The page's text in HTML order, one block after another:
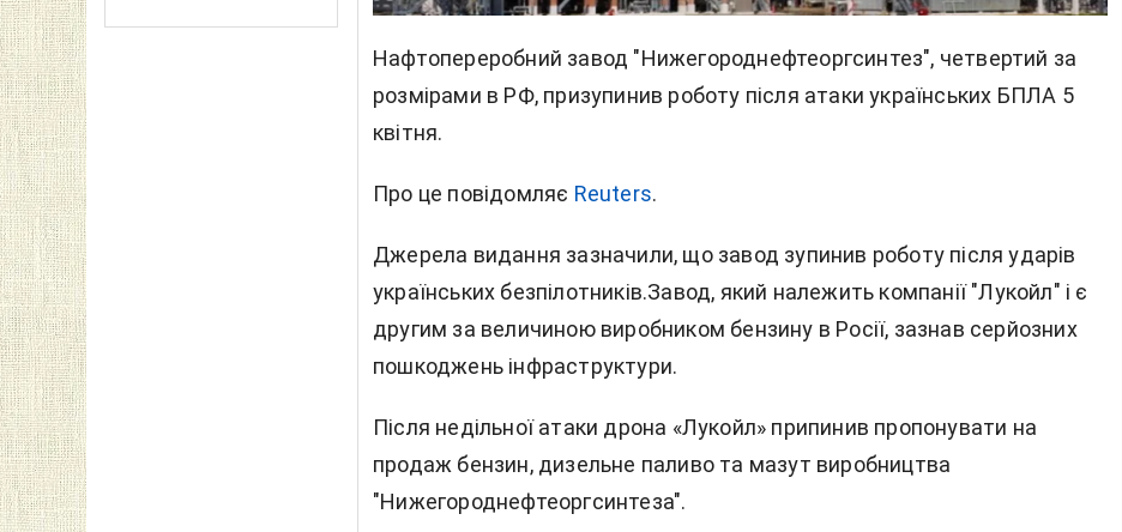
Нафтопереробний завод "Нижегороднефтеоргсинтез", четвертий за
розмірами в РФ, призупинив роботу після атаки українських БПЛА 5
квітня.
Про це повідомляє Reuters.
Джерела видання зазначили, що завод зупинив роботу після ударів
українських безпілотників.Завод, який належить компанії "Лукойл" і є
другим за величиною виробником бензину в Росії, зазнав серйозних
пошкоджень інфраструктури.
Після недільної атаки дрона «Лукойл» припинив пропонувати на
продаж бензин, дизельне паливо та мазут виробництва
"Нижегороднефтеоргсинтеза".